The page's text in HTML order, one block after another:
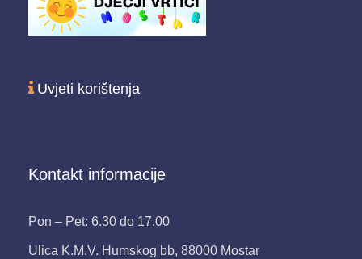
Uvjeti korištenja
Kontakt informacije
Pon – Pet: 6.30 do 17.00
Ulica K.M.V. Humskog bb, 88000 Mostar